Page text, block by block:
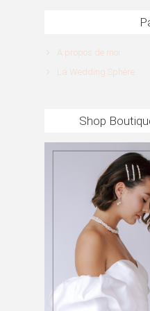
A propos de moi
La Wedding Sphère
Shop